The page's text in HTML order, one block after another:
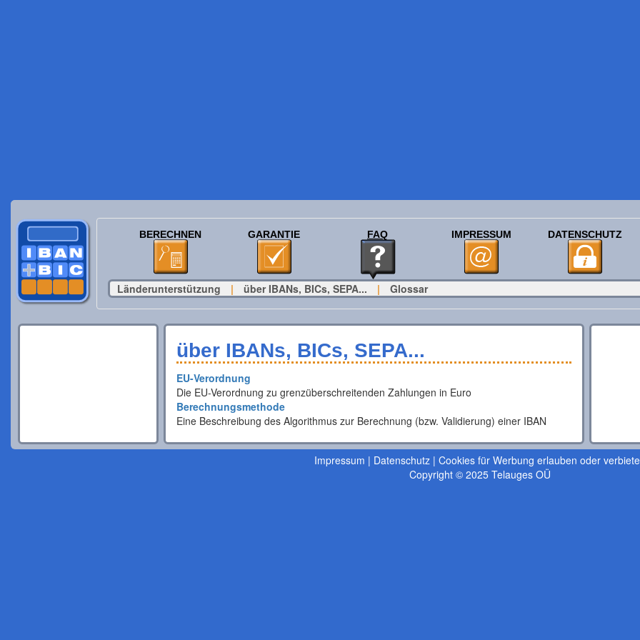
BERECHNEN GARANTIE FAQ IMPRESSUM DATENSCHUTZ
Länderunterstützung | über IBANs, BICs, SEPA... | Glossar
über IBANs, BICs, SEPA...
EU-Verordnung
Die EU-Verordnung zu grenzüberschreitenden Zahlungen in Euro
Berechnungsmethode
Eine Beschreibung des Algorithmus zur Berechnung (bzw. Validierung) einer IBAN
Impressum | Datenschutz | Cookies für Werbung erlauben oder
Copyright © 2025 Telauges OÜ